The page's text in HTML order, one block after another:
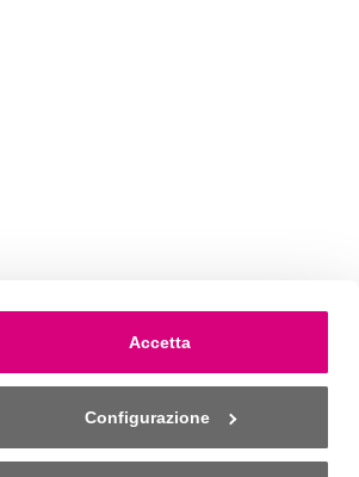
Accetta
Configurazione